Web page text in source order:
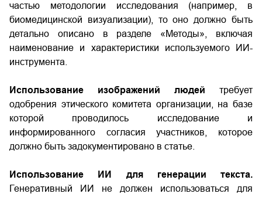
частью методологии исследования (например, в
биомедицинской визуализации), то оно должно быть
детально описано в разделе «Методы», включая
наименование и характеристики используемого ИИ-
инструмента.
Использование изображений людей требует
одобрения этического комитета организации, на базе
которой проводилось исследование и
информированного согласия участников, которое
должно быть задокументировано в статье.
Использование ИИ для генерации текста.
Генеративный ИИ не должен использоваться для